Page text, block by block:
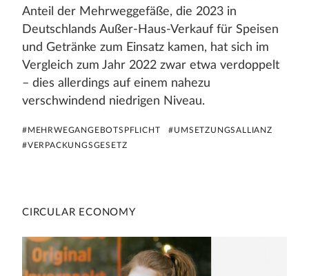
Anteil der Mehrweggefäße, die 2023 in
Deutschlands Außer-Haus-Verkauf für Speisen
und Getränke zum Einsatz kamen, hat sich im
Vergleich zum Jahr 2022 zwar etwa verdoppelt
– dies allerdings auf einem nahezu
verschwindend niedrigen Niveau.
#MEHRWEGANGEBOTSPFLICHT
#UMSETZUNGSALLIANZ
#VERPACKUNGSGESETZ
CIRCULAR ECONOMY